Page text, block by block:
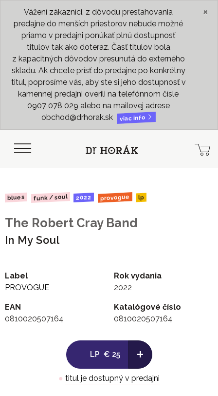
Vážení zákazníci, z dôvodu presťahovania
predajne do menších priestorov nebude možné
priamo v predajni ponúkať plnú dostupnosť
titulov tak ako doteraz. Časť titulov bola
z kapacitných dôvodov presunutá do externého
skladu. Ak chcete prísť do predajne po konkrétny
titul, poprosíme vás, aby ste si jeho dostupnosť v
kamennej predajni overili na telefónnom čísle
0907 078 029 alebo na mailovej adrese
obchod@drhorak.sk
viac info
×
blues funk / soul 2022 provogue lp
The Robert Cray Band
In My Soul
Label
PROVOGUE
Rok vydania
2022
EAN
0810020507164
Katalógové číslo
0810020507164
LP € 25 +
● titul je dostupný v predajni